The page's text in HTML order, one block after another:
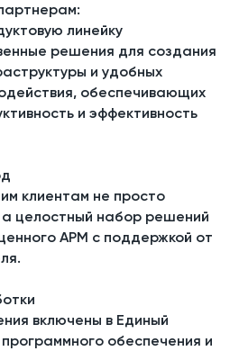
линейку
решения для создания
и удобных
обеспечивающих
и эффективность
клиентам не просто
целостный набор решений
APM с поддержкой от
включены в Единый
обеспечения и